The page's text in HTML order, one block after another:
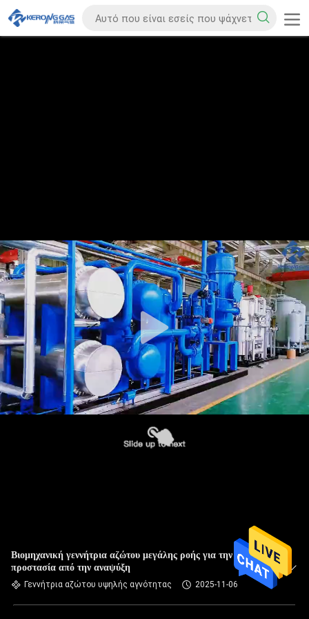
Βιομηχανική γεννήτρια αζώτου μεγάλης ροής για την
προστασία από την αναψύξη
Γεννήτρια αζώτου υψηλής αγνότητας 2025-11-06